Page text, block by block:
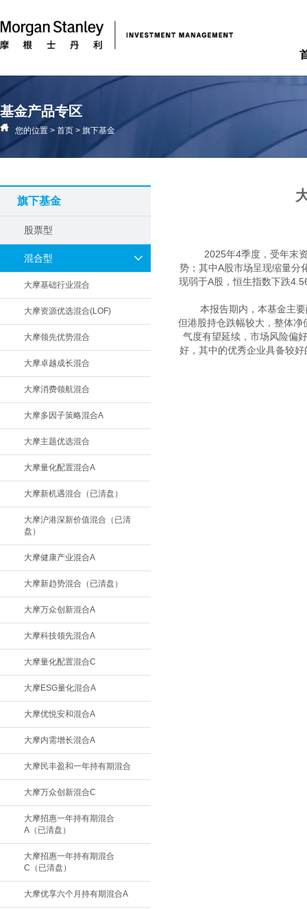
基金产品专区
您的位置 > 首页 > 旗下基金
旗下基金
股票型
混合型
大摩基础行业混合
大摩资源优选混合(LOF)
大摩领先优势混合
大摩卓越成长混合
大摩消费领航混合
大摩多因子策略混合A
大摩主题优选混合
大摩量化配置混合A
大摩新机遇混合（已清盘）
大摩沪港深新价值混合（已清
盘）
大摩健康产业混合A
大摩新趋势混合（已清盘）
大摩万众创新混合A
大摩科技领先混合A
大摩量化配置混合C
大摩ESG量化混合A
大摩优悦安和混合A
大摩内需增长混合A
大摩民丰盈和一年持有期混合
大摩万众创新混合C
大摩招惠一年持有期混合
A（已清盘）
大摩招惠一年持有期混合
C（已清盘）
大摩优享六个月持有期混合A
2025年4季度，受年末
势；其中A股市场呈现缩量
现弱于A股，恒生指数下跌
本报告期内，本基金主要
但港股持仓跌幅较大，整体
气度有望延续，市场风险偏
好，其中的优秀企业具备较